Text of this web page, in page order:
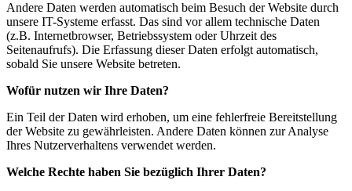
Andere Daten werden automatisch beim Besuch der Website durch
unsere IT-Systeme erfasst. Das sind vor allem technische Daten
(z.B. Internetbrowser, Betriebssystem oder Uhrzeit des
Seitenaufrufs). Die Erfassung dieser Daten erfolgt automatisch,
sobald Sie unsere Website betreten.
Wofür nutzen wir Ihre Daten?
Ein Teil der Daten wird erhoben, um eine fehlerfreie Bereitstellung
der Website zu gewährleisten. Andere Daten können zur Analyse
Ihres Nutzerverhaltens verwendet werden.
Welche Rechte haben Sie bezüglich Ihrer Daten?